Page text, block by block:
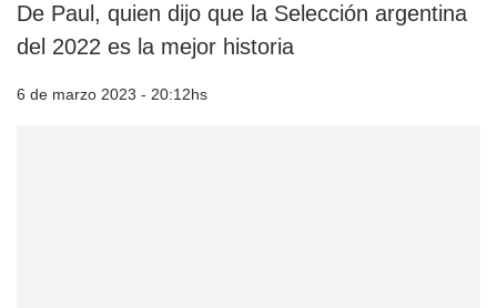
De Paul, quien dijo que la Selección argentina
del 2022 es la mejor historia
6 de marzo 2023 - 20:12hs